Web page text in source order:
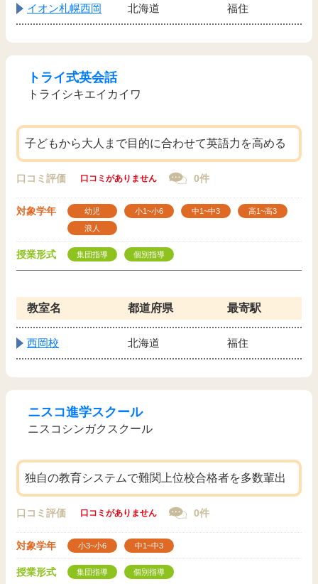
イオン札幌西岡 北海道 福住
トライ式英会話
トライシキエイカイワ
子どもから大人まで目的に合わせて英語力を高める
口コミ評価 口コミがありません 0件
対象学年 幼児 小1~小6 中1~中3
高1~高3
浪人
授業形式 集団指導 個別指導
教室名 都道府県 最寄駅
西岡校 北海道 福住
ニスコ進学スクール
ニスコシンガクスクール
独自の教育システムで難関上位校合格者を多数輩出
口コミ評価 口コミがありません 0件
対象学年 小3~小6 中1~中3
授業形式 集団指導 個別指導